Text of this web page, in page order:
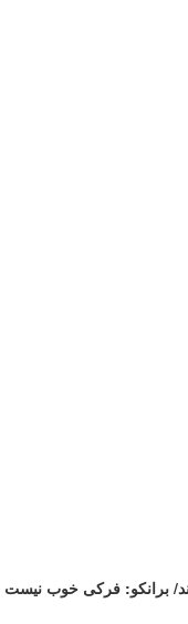
برانکو: فرکی خوب نیست